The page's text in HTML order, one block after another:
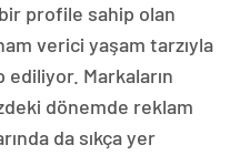
profile sahip olan
verici yaşam tarzıyla
Markaların
dönemde reklam
da sıkça yer